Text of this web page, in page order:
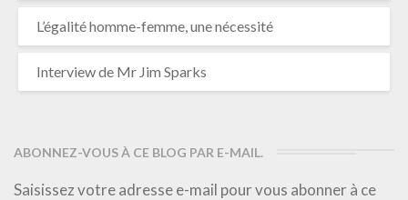
L’égalité homme-femme, une nécessité
Interview de Mr Jim Sparks
ABONNEZ-VOUS À CE BLOG PAR E-MAIL.
Saisissez votre adresse e-mail pour vous abonner à ce